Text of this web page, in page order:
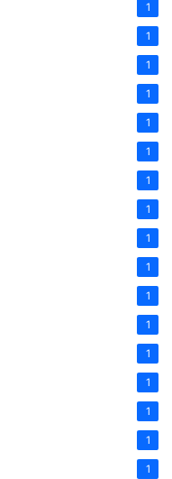
1
1
1
1
1
1
1
1
1
1
1
1
1
1
1
1
1